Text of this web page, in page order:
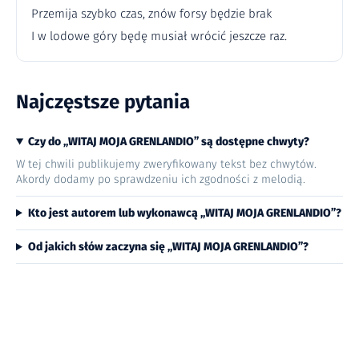
Przemija szybko czas, znów forsy będzie brak
I w lodowe góry będę musiał wrócić jeszcze raz.
Najczęstsze pytania
Czy do „WITAJ MOJA GRENLANDIO” są dostępne chwyty?
W tej chwili publikujemy zweryfikowany tekst bez chwytów.
Akordy dodamy po sprawdzeniu ich zgodności z melodią.
Kto jest autorem lub wykonawcą „WITAJ MOJA GRENLANDIO”?
Od jakich słów zaczyna się „WITAJ MOJA GRENLANDIO”?